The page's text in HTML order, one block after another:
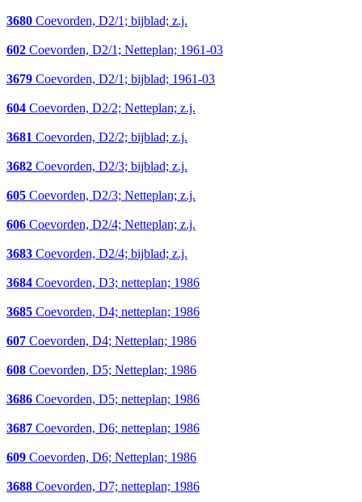
3680 Coevorden, D2/1; bijblad; z.j.
602 Coevorden, D2/1; Netteplan; 1961-03
3679 Coevorden, D2/1; bijblad; 1961-03
604 Coevorden, D2/2; Netteplan; z.j.
3681 Coevorden, D2/2; bijblad; z.j.
3682 Coevorden, D2/3; bijblad; z.j.
605 Coevorden, D2/3; Netteplan; z.j.
606 Coevorden, D2/4; Netteplan; z.j.
3683 Coevorden, D2/4; bijblad; z.j.
3684 Coevorden, D3; netteplan; 1986
3685 Coevorden, D4; netteplan; 1986
607 Coevorden, D4; Netteplan; 1986
608 Coevorden, D5; Netteplan; 1986
3686 Coevorden, D5; netteplan; 1986
3687 Coevorden, D6; netteplan; 1986
609 Coevorden, D6; Netteplan; 1986
3688 Coevorden, D7; netteplan; 1986